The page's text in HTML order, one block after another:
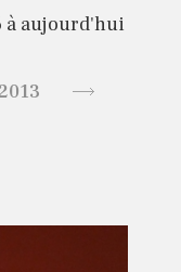
à aujourd'hui
2014